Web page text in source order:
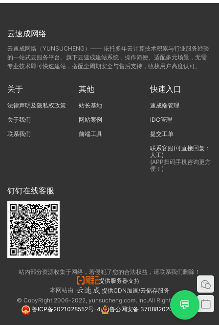
云速成网络
云速成网络（YUNSUCHENG）—— 依托多年云计算技术积累与行业服务经验
的一站式云服务平台。旗下云速成建站系统，操作简便、适配多元场景，无需
专业技术即可快速建站，搭配全周期安全与售后支持，收获用户高度认可。
关于
法律声明及隐私权政策
关于我们
联系我们
其他
站长基地
网站案例
前端工具
快速入口
速成端管理
IDC管理
提交工单
联系客服(可直接回复：
人工)
(APP扫码手机咨询更方
便！)
钉钉在线客服
站内部分资源收集于网络，若侵犯了您的合法权益，请联系我们删除！
提供服务器支持
本网站由
提供CDN加速/云储存服务
© CopyRight 2006-2022, yunsucheng.com, Inc.All Rights Reserved.
鲁ICP备2021028552号-4
鲁公网安备 37088202000325号
💬